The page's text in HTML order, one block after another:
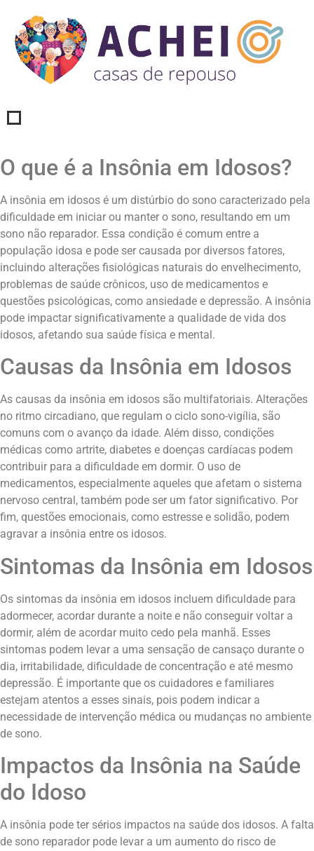
O que é a Insônia em Idosos?
A insônia em idosos é um distúrbio do sono caracterizado pela
dificuldade em iniciar ou manter o sono, resultando em um
sono não reparador. Essa condição é comum entre a
população idosa e pode ser causada por diversos fatores,
incluindo alterações fisiológicas naturais do envelhecimento,
problemas de saúde crônicos, uso de medicamentos e
questões psicológicas, como ansiedade e depressão. A insônia
pode impactar significativamente a qualidade de vida dos
idosos, afetando sua saúde física e mental.
Causas da Insônia em Idosos
As causas da insônia em idosos são multifatoriais. Alterações
no ritmo circadiano, que regulam o ciclo sono-vigília, são
comuns com o avanço da idade. Além disso, condições
médicas como artrite, diabetes e doenças cardíacas podem
contribuir para a dificuldade em dormir. O uso de
medicamentos, especialmente aqueles que afetam o sistema
nervoso central, também pode ser um fator significativo. Por
fim, questões emocionais, como estresse e solidão, podem
agravar a insônia entre os idosos.
Sintomas da Insônia em Idosos
Os sintomas da insônia em idosos incluem dificuldade para
adormecer, acordar durante a noite e não conseguir voltar a
dormir, além de acordar muito cedo pela manhã. Esses
sintomas podem levar a uma sensação de cansaço durante o
dia, irritabilidade, dificuldade de concentração e até mesmo
depressão. É importante que os cuidadores e familiares
estejam atentos a esses sinais, pois podem indicar a
necessidade de intervenção médica ou mudanças no ambiente
de sono.
Impactos da Insônia na Saúde
do Idoso
A insônia pode ter sérios impactos na saúde dos idosos. A falta
de sono reparador pode levar a um aumento do risco de